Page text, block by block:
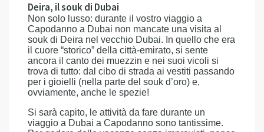
Deira, il souk di Dubai
Non solo lusso: durante il vostro viaggio a
Capodanno a Dubai non mancate una visita al
souk di Deira nel vecchio Dubai. In quello che era
il cuore “storico” della città-emirato, si sente
ancora il canto dei muezzin e nei suoi vicoli si
trova di tutto: dal cibo di strada ai vestiti passando
per i gioielli (nella parte del souk d’oro) e,
ovviamente, anche le spezie!
Si sarà capito, le attività da fare durante un
viaggio a Dubai a Capodanno sono tantissime.